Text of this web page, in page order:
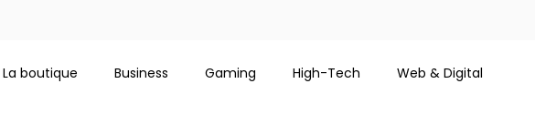
La boutique Business Gaming High-Tech Web & Digital